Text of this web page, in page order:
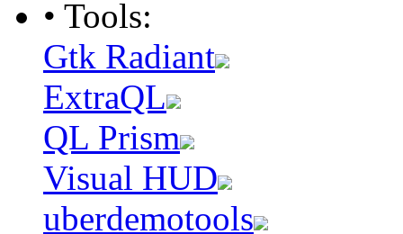
• Tools:
Gtk Radiant
ExtraQL
QL Prism
Visual HUD
uberdemotools